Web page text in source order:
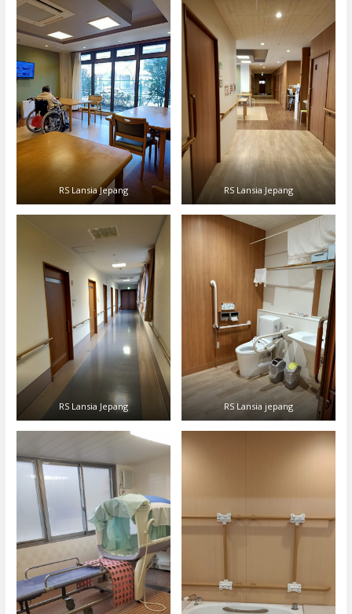
RS Lansia Jepang RS Lansia Jepang
RS Lansia Jepang RS Lansia jepang